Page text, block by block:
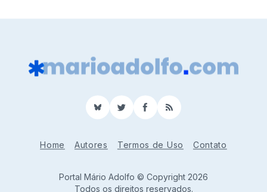
BlueSkyTwitterFacebook
RSS
Home Autores Termos de Uso Contato
Portal Mário Adolfo © Copyright 2026
Todos os direitos reservados.